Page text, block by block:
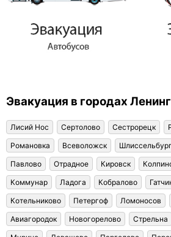
Эвакуация в городах
Лисий Нос Сертолово Сестрорецк
Романовка
Всеволожск Шлиссельбург
Павлово
Отрадное Кировск
Коммунар
Ладога Кобралово
Котельниково
Петергоф Ломоносов
Авиагородок
Новогорелово Стрельна